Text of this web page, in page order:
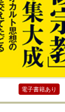
電子書籍あり